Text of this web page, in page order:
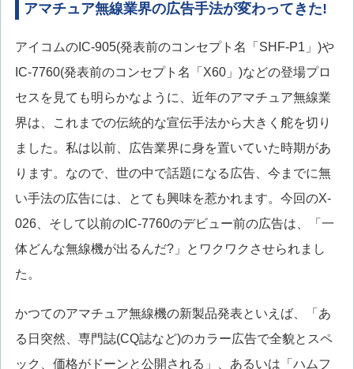
アマチュア無線業界の広告手法が変わってきた!
アイコムのIC-905(発表前のコンセプト名「SHF-P1」)や
IC-7760(発表前のコンセプト名「X60」)などの登場プロ
セスを見ても明らかなように、近年のアマチュア無線業
界は、これまでの伝統的な宣伝手法から大きく舵を切り
ました。私は以前、広告業界に身を置いていた時期があ
ります。なので、世の中で話題になる広告、今までに無
い手法の広告には、とても興味を惹かれます。今回のX-
026、そして以前のIC-7760のデビュー前の広告は、「一
体どんな無線機が出るんだ?」とワクワクさせられまし
た。
かつてのアマチュア無線機の新製品発表といえば、「あ
る日突然、専門誌(CQ誌など)のカラー広告で全貌とスペ
ック、価格がドーンと公開される」、あるいは「ハムフ